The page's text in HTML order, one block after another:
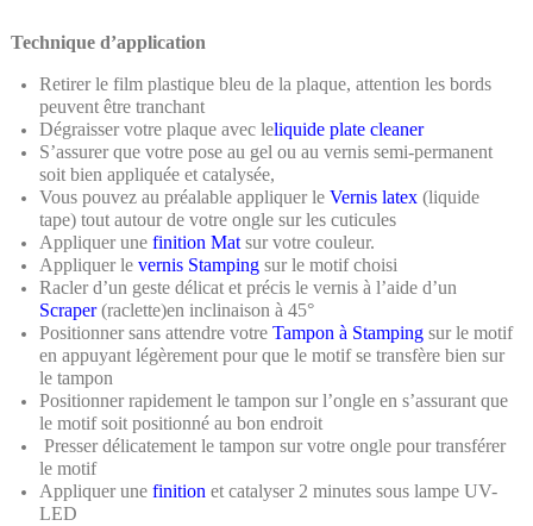
Technique d’application
Retirer le film plastique bleu de la plaque, attention les bords
peuvent être tranchant
Dégraisser votre plaque avec leliquide plate cleaner
S’assurer que votre pose au gel ou au vernis semi-permanent
soit bien appliquée et catalysée,
Vous pouvez au préalable appliquer le Vernis latex (liquide
tape) tout autour de votre ongle sur les cuticules
Appliquer une finition Matsur votre couleur.
Appliquer le vernis Stamping sur le motif choisi
Racler d’un geste délicat et précis le vernis à l’aide d’un
Scraper(raclette)en inclinaison à 45°
Positionner sans attendre votre Tampon à Stamping sur le motif
en appuyant légèrement pour que le motif se transfère bien sur
le tampon
Positionner rapidement le tampon sur l’ongle en s’assurant que
le motif soit positionné au bon endroit
Presser délicatement le tampon sur votre ongle pour transférer
le motif
Appliquer une finition et catalyser 2 minutes sous lampe UV-
LED